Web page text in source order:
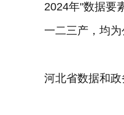
2024年"数据要
一二三产，均为
河北省数据和政